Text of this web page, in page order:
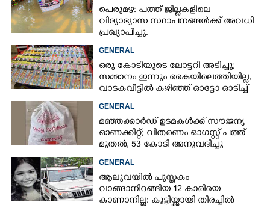
പെരുമഴ: പത്ത് ജില്ലകളിലെ
വിദ്യാഭ്യാസ സ്ഥാപനങ്ങൾക്ക് അവധി
പ്രഖ്യാപിച്ചു.
GENERAL
ഒരു കോടിയുടെ ലോട്ടറി അടിച്ചു;
സമ്മാനം ഇന്നും കൈയിലെത്തിയില്ല,
വാടകവീട്ടിൽ കഴിഞ്ഞ് ഓട്ടോ ഓടിച്ച്
73കാരൻ
GENERAL
മഞ്ഞക്കാർഡ് ഉടമകൾക്ക് സൗജന്യ
ഓണക്കിറ്റ്; വിതരണം ഓഗസ്റ്റ് പത്ത്
മുതൽ, 53 കോടി അനുവദിച്ചു
GENERAL
ആലുവയിൽ പുസ്തകം
വാങ്ങാനിറങ്ങിയ 12 കാരിയെ
കാണാനില്ല: കുട്ടിയ്ക്കായി തിരച്ചിൽ